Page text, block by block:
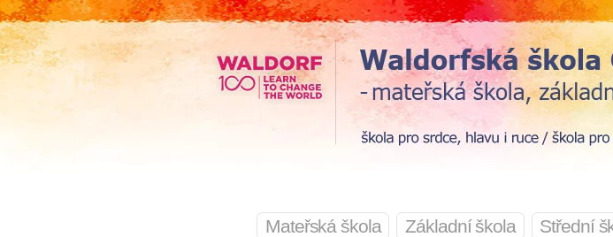
Mateřská škola Základní škola Střední